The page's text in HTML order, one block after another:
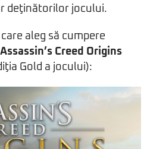
deţinătorilor jocului.
aleg să cumpere
Assassin’s Creed Origins
Gold a jocului):